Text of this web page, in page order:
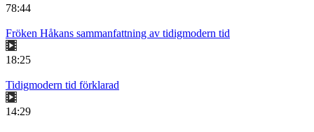
78:44
Fröken Håkans sammanfattning av tidigmodern tid
18:25
Tidigmodern tid förklarad
14:29